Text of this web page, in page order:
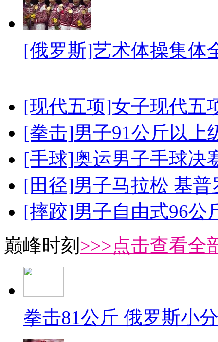
[俄罗斯]艺术体操集体
[现代五项]女子现代五
[拳击]男子91公斤以上
[手球]奥运男子手球决
[田径]男子马拉松 基
[摔跤]男子自由式96公
巅峰时刻 >>>点击查看全
拳击81公斤 俄罗斯小